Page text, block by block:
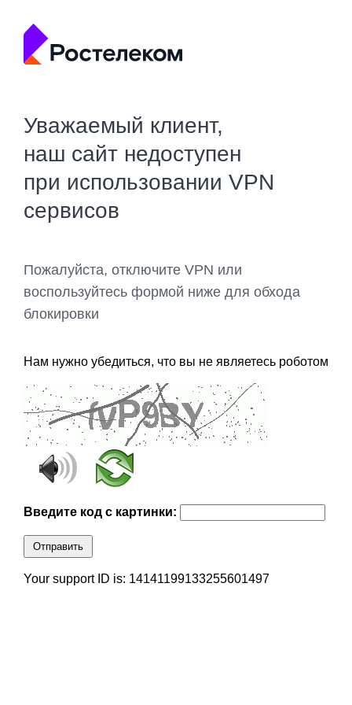
Уважаемый клиент,
наш сайт недоступен
при использовании VPN
сервисов
Пожалуйста, отключите VPN или
воспользуйтесь формой ниже для обхода
блокировки
Нам нужно убедиться, что вы не являетесь роботом
Введите код с картинки:
Отправить
Your support ID is: 14141199133255601497